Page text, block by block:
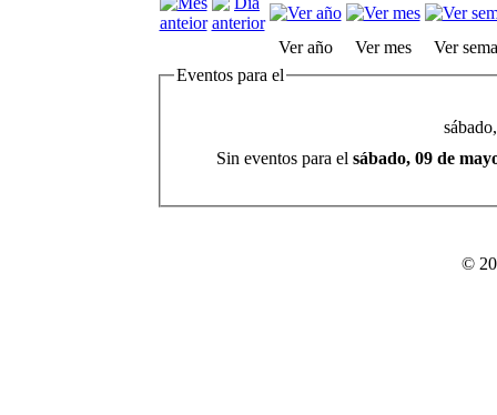
Ver año Ver mes
Ver
Eventos para el
Sin eventos para el sábado, 09 de
©